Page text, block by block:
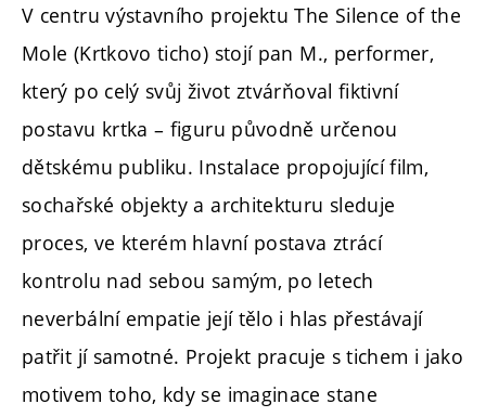
V centru výstavního projektu The Silence of the
Mole (Krtkovo ticho) stojí pan M., performer,
který po celý svůj život ztvárňoval fiktivní
postavu krtka – figuru původně určenou
dětskému publiku. Instalace propojující film,
sochařské objekty a architekturu sleduje
proces, ve kterém hlavní postava ztrácí
kontrolu nad sebou samým, po letech
neverbální empatie její tělo i hlas přestávají
patřit jí samotné. Projekt pracuje s tichem i jako
motivem toho, kdy se imaginace stane